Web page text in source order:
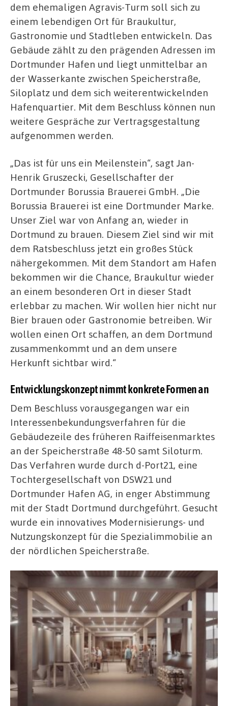
dem ehemaligen Agravis-Turm soll sich zu
einem lebendigen Ort für Braukultur,
Gastronomie und Stadtleben entwickeln. Das
Gebäude zählt zu den prägenden Adressen im
Dortmunder Hafen und liegt unmittelbar an
der Wasserkante zwischen Speicherstraße,
Siloplatz und dem sich weiterentwickelnden
Hafenquartier. Mit dem Beschluss können nun
weitere Gespräche zur Vertragsgestaltung
aufgenommen werden.
„Das ist für uns ein Meilenstein“, sagt Jan-
Henrik Gruszecki, Gesellschafter der
Dortmunder Borussia Brauerei GmbH. „Die
Borussia Brauerei ist eine Dortmunder Marke.
Unser Ziel war von Anfang an, wieder in
Dortmund zu brauen. Diesem Ziel sind wir mit
dem Ratsbeschluss jetzt ein großes Stück
nähergekommen. Mit dem Standort am Hafen
bekommen wir die Chance, Braukultur wieder
an einem besonderen Ort in dieser Stadt
erlebbar zu machen. Wir wollen hier nicht nur
Bier brauen oder Gastronomie betreiben. Wir
wollen einen Ort schaffen, an dem Dortmund
zusammenkommt und an dem unsere
Herkunft sichtbar wird.“
Entwicklungskonzept nimmt konkrete Formen an
Dem Beschluss vorausgegangen war ein
Interessenbekundungsverfahren für die
Gebäudezeile des früheren Raiffeisenmarktes
an der Speicherstraße 48-50 samt Siloturm.
Das Verfahren wurde durch d-Port21, eine
Tochtergesellschaft von DSW21 und
Dortmunder Hafen AG, in enger Abstimmung
mit der Stadt Dortmund durchgeführt. Gesucht
wurde ein innovatives Modernisierungs- und
Nutzungskonzept für die Spezialimmobilie an
der nördlichen Speicherstraße.